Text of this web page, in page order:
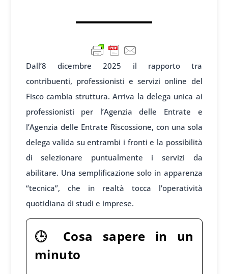
Dall’8 dicembre 2025 il rapporto tra
contribuenti, professionisti e servizi online del
Fisco cambia struttura. Arriva la delega unica ai
professionisti per l’Agenzia delle Entrate e
l’Agenzia delle Entrate Riscossione, con una sola
delega valida su entrambi i fronti e la possibilità
di selezionare puntualmente i servizi da
abilitare. Una semplificazione solo in apparenza
“tecnica”, che in realtà tocca l’operatività
quotidiana di studi e imprese.
🕒 Cosa sapere in un
minuto